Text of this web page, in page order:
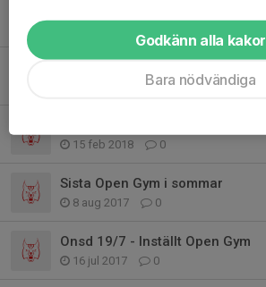
0
15 feb 2018 0
Sista Open Gym i sommar
8 aug 2017 0
Onsd 19/7 - Inställt Open Gym
16 jul 2017 0
Godkänn alla kakor
Bara nödvändiga